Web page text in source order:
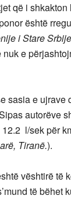
që i
është
i Stare
e
sasia e
autorëve
l/sek për
Tiranë.).
vështirë të
të bëhet